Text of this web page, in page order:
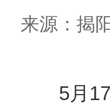
来源：揭
5月17